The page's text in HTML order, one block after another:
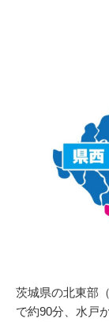
茨城県の北東部
で約90分、水戸